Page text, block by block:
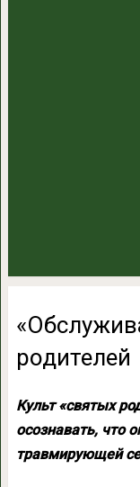
родителей
Культ «святых
осознавать, что
травмирующей